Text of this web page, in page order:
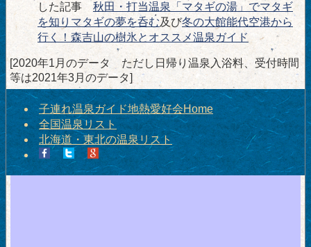
した記事 秋田・打当温泉「マタギの湯」でマタギ
を知りマタギの夢を呑む及び冬の大館能代空港から
行く！森吉山の樹氷とオススメ温泉ガイド
[2020年1月のデータ ただし日帰り温泉入浴料、受付時間
等は2021年3月のデータ]
子連れ温泉ガイド地熱愛好会Home
全国温泉リスト
北海道・東北の温泉リスト